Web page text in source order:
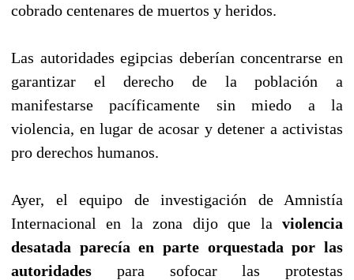
cobrado centenares de muertos y heridos.
Las autoridades egipcias deberían concentrarse en
garantizar el derecho de la población a
manifestarse pacíficamente sin miedo a la
violencia, en lugar de acosar y detener a activistas
pro derechos humanos.
Ayer, el equipo de investigación de Amnistía
Internacional en la zona dijo que la violencia
desatada parecía en parte orquestada por las
autoridades para sofocar las protestas